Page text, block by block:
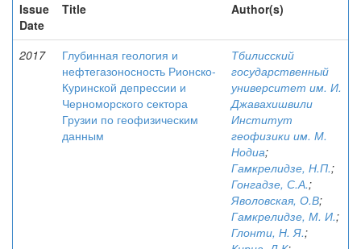
Issue
Date
Title Author(s)
2017
Глубинная геология и
нефтегазоносность Рионско-
Куринской депрессии и
Черноморского сектора
Грузии по геофизическим
данным
Тбилисский
государственный
университет им. И.
Джавахишвили
Институт
геофизики им. М.
Нодиа;
Гамкрелидзе, Н.П.;
Гонгадзе, С.А.;
Яволовская, О.В;
Гамкрелидзе, М. И.;
Глонти, Н. Я.;